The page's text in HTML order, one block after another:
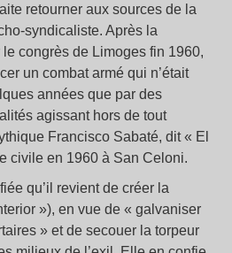
retourner aux sources de la
syndicaliste. Après la
congrès de Limoges fin 1960,
un combat armé qui n’était
années que par des
agissant hors de tout
Francisco Sabaté, dit « El
civile en 1960 à San Celoni.
qu’il revient de créer la
»), en vue de « galvaniser
» et de secouer la torpeur